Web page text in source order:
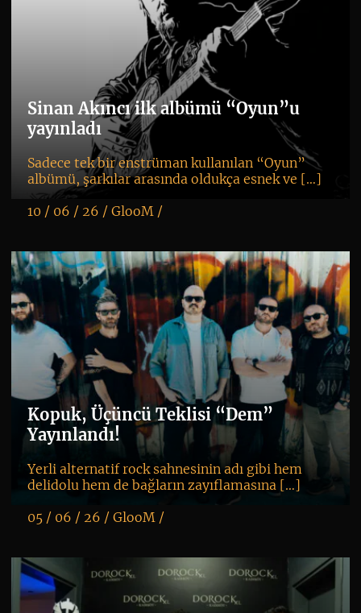
Sinan Akıncı ilk albümü “Oyun”u
yayınladı
Sadece tek bir enstrüman kullanılan “Oyun”
albümü, şarkılar arasında oldukça esnek ve […]
10 / 06 / 26 / GlooM/
Kopuk, Üçüncü Teklisi “Dem”
Yayınlandı!
Yerli alternatif rock sahnesinin adı gibi hem
delidolu hem de bağların zayıflamasına […]
05 / 06 / 26 / GlooM/